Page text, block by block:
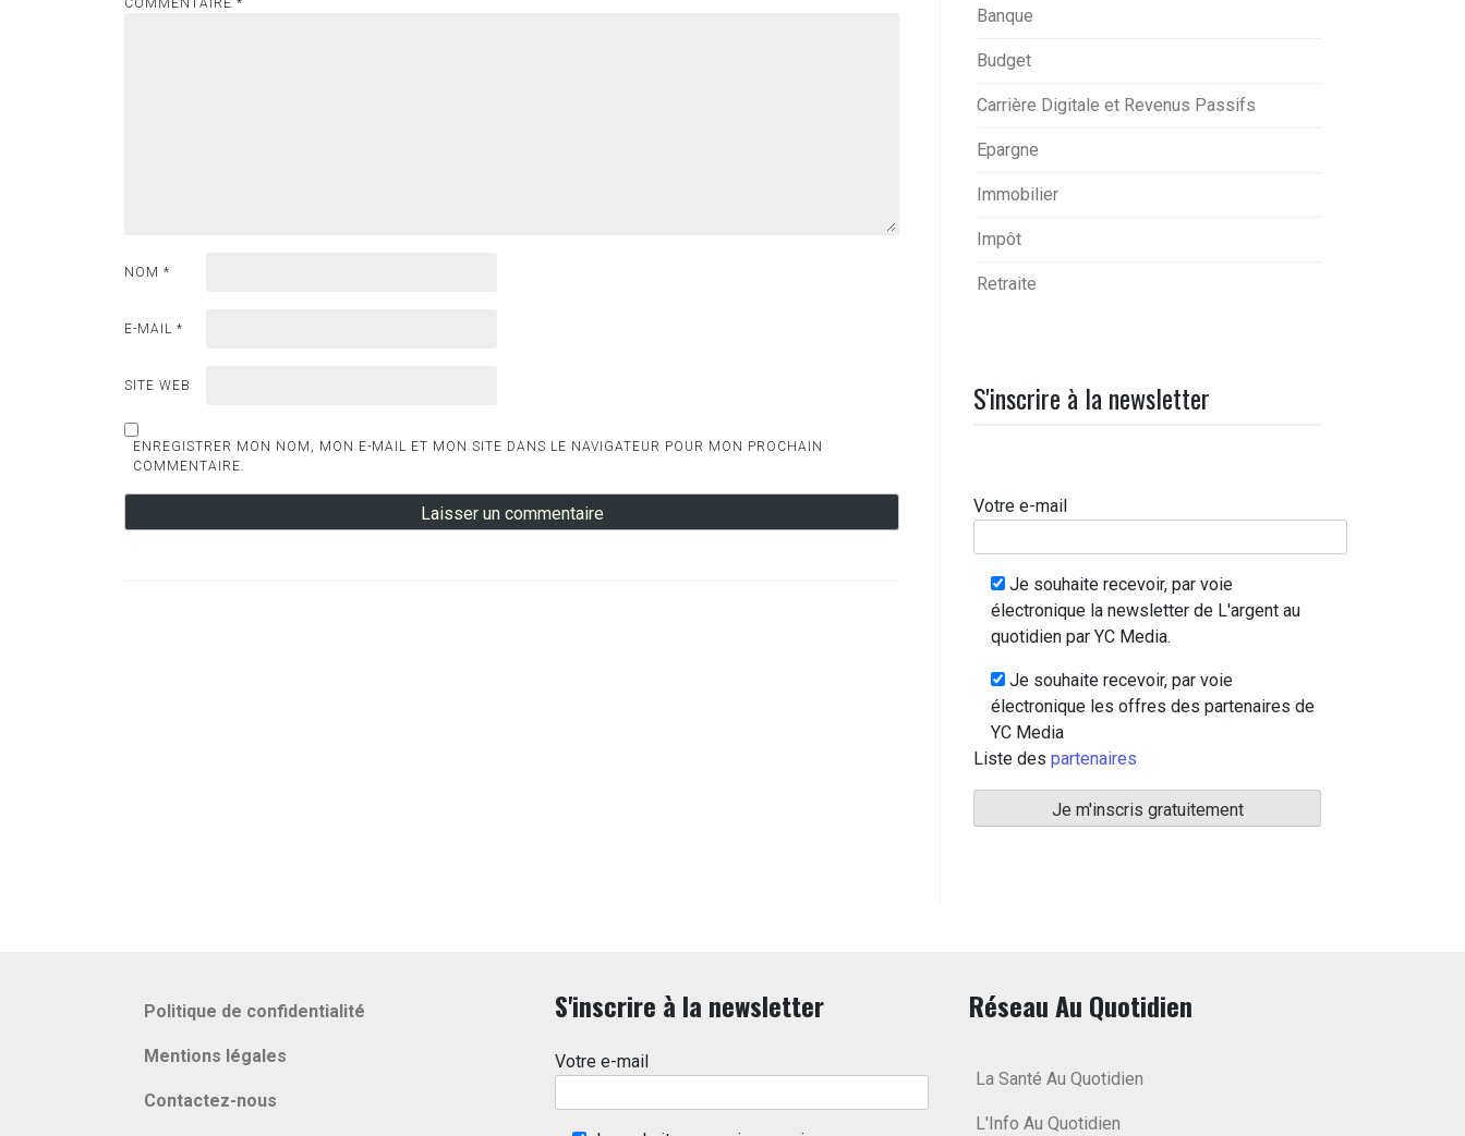
COMMENTAIRE *
NOM *
E-MAIL *
SITE WEB
ENREGISTRER MON NOM, MON E-MAIL ET MON SITE DANS LE NAVIGATEUR POUR MON PROCHAIN
COMMENTAIRE.
Banque
Budget
Carrière Digitale et Revenus Passifs
Epargne
Immobilier
Impôt
Retraite
S'inscrire à la newsletter
Votre e-mail
Je souhaite recevoir, par voie
électronique la newsletter de L'argent au
quotidien par YC Media.
Je souhaite recevoir, par voie
électronique les offres des partenaires de
YC Media
Liste des partenaires
Politique de confidentialité
Mentions légales
Contactez-nous
S'inscrire à la newsletter
Votre e-mail
Réseau Au Quotidien
La Santé Au Quotidien
L'Info Au Quotidien